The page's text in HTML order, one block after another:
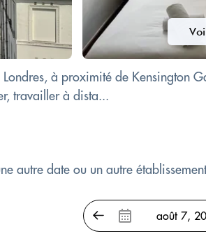
à proximité de Kensington
travailler à dista...
autre date ou un autre